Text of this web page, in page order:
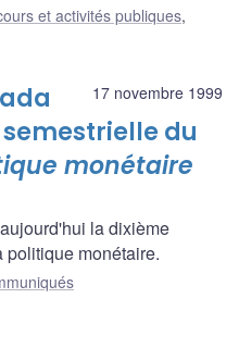
et activités publiques,
17 novembre 1999
du
monétaire
la dixième
politique monétaire.